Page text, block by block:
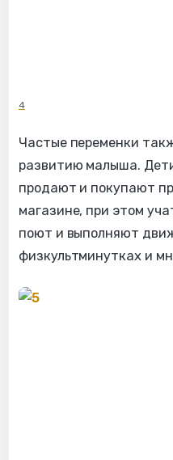
4
Частые переменки
развитию малыша.
продают и покупают
магазине, при этом
поют и выполняют
физкультминутках и